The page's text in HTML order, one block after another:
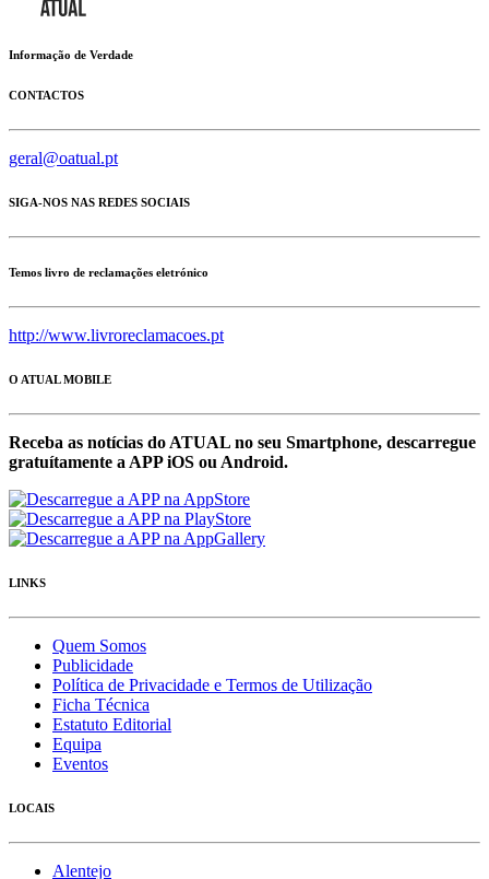
Informação de Verdade
CONTACTOS
geral@oatual.pt
SIGA-NOS NAS REDES SOCIAIS
Temos livro de reclamações eletrónico
http://www.livroreclamacoes.pt
O ATUAL MOBILE
Receba as notícias do ATUAL no seu Smartphone, descarregue
gratuítamente a APP iOS ou Android.
LINKS
Quem Somos
Publicidade
Política de Privacidade e Termos de Utilização
Ficha Técnica
Estatuto Editorial
Equipa
Eventos
LOCAIS
Alentejo